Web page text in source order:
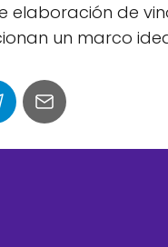
elaboración de
un marco